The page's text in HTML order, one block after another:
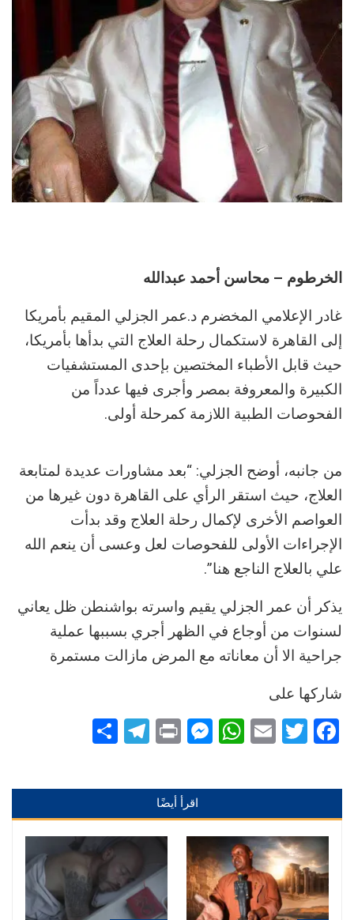
الخرطوم – محاسن أحمد عبدالله
غادر الإعلامي المخضرم د.عمر الجزلي المقيم بأمريكا
إلى القاهرة لاستكمال رحلة العلاج التي بدأها بأمريكا،
حيث قابل الأطباء المختصين بإحدى المستشفيات
الكبيرة والمعروفة بمصر وأجرى فيها عدداً من
الفحوصات الطبية اللازمة كمرحلة أولى.
من جانبه، أوضح الجزلي: “بعد مشاورات عديدة لمتابعة
العلاج، حيث استقر الرأي على القاهرة دون غيرها من
العواصم الأخرى لإكمال رحلة العلاج وقد بدأت
الإجراءات الأولى للفحوصات لعل وعسى أن ينعم الله
علي بالعلاج الناجع هنا”.
يذكر أن عمر الجزلي يقيم واسرته بواشنطن ظل يعاني
لسنوات من أوجاع في الظهر أجري بسببها عملية
جراحية الا أن معاناته مع المرض مازالت مستمرة
شاركها على
Facebook
Twitter
Email
WhatsApp
Messenger
Print
Telegram
اقرأ أيضًا